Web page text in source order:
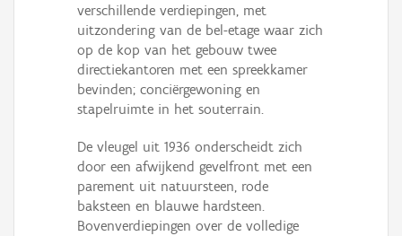
verschillende verdiepingen, met
uitzondering van de bel-etage waar zich
op de kop van het gebouw twee
directiekantoren met een spreekkamer
bevinden; conciërgewoning en
stapelruimte in het souterrain.
De vleugel uit 1936 onderscheidt zich
door een afwijkend gevelfront met een
parement uit natuursteen, rode
baksteen en blauwe hardsteen.
Bovenverdiepingen over de volledige